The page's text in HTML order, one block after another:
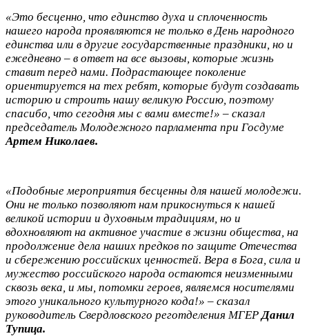
«Это бесценно, что единство духа и сплоченность
нашего народа проявляются не только в День народного
единства или в другие государственные праздники, но и
ежедневно – в ответ на все вызовы, которые жизнь
ставит перед нами. Подрастающее поколение
ориентируется на тех ребят, которые будут создавать
историю и строить нашу великую Россию, поэтому
спасибо, что сегодня мы с вами вместе!» – сказал
председатель Молодежного парламента при Госдуме
Артем Николаев.
«Подобные мероприятия бесценны для нашей молодежи.
Они не только позволяют нам прикоснуться к нашей
великой истории и духовным традициям, но и
вдохновляют на активное участие в жизни общества, на
продолжение дела наших предков по защите Отечества
и сбережению российских ценностей. Вера в Бога, сила и
мужество российского народа остаются неизменными
сквозь века, и мы, потомки героев, являемся носителями
этого уникального культурного кода!» – сказал
руководитель Свердловского реготделения МГЕРДанил
Тупица.